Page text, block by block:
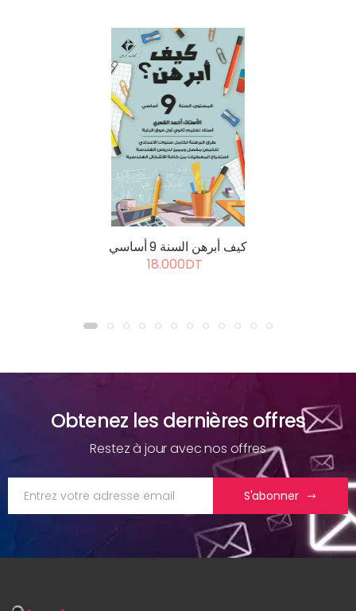
كيف أبرهن السنة 9 أساسي
18.000DT
Obtenez les dernières offres
Restez à jour avec nos offres
S'abonner